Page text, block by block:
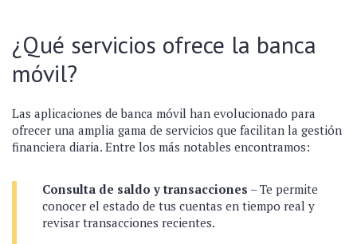
¿Qué servicios ofrece la banca
móvil?
Las aplicaciones de banca móvil han evolucionado para
ofrecer una amplia gama de servicios que facilitan la gestión
financiera diaria. Entre los más notables encontramos:
Consulta de saldo y transacciones – Te permite
conocer el estado de tus cuentas en tiempo real y
revisar transacciones recientes.